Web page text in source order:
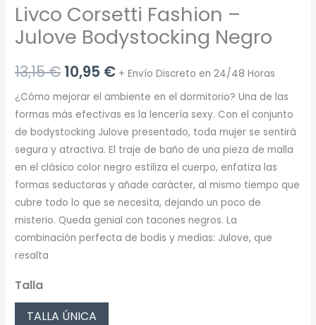
Livco Corsetti Fashion –
Julove Bodystocking Negro
13,15€ El
precio
original
era:
13,15 €.
10,95 €El
precio
actual
es:
10,95 €.
+ Envío Discreto en 24/48 Horas
¿Cómo mejorar el ambiente en el dormitorio? Una de las
formas más efectivas es la lencería sexy. Con el conjunto
de bodystocking Julove presentado, toda mujer se sentirá
segura y atractiva. El traje de baño de una pieza de malla
en el clásico color negro estiliza el cuerpo, enfatiza las
formas seductoras y añade carácter, al mismo tiempo que
cubre todo lo que se necesita, dejando un poco de
misterio. Queda genial con tacones negros. La
combinación perfecta de bodis y medias: Julove, que
resalta
Talla
TALLA ÚNICA